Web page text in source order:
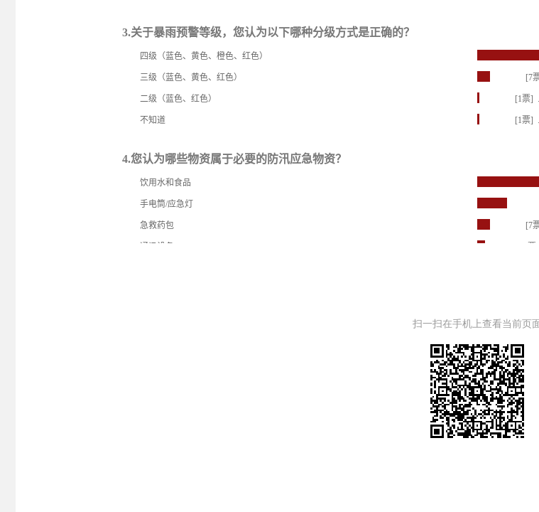
扫一扫在手机上查看当前页